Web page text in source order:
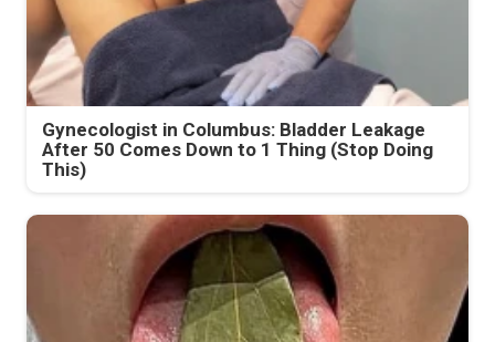
Gynecologist in Columbus: Bladder Leakage
After 50 Comes Down to 1 Thing (Stop Doing
This)